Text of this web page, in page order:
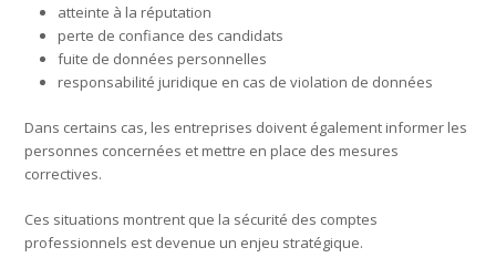
atteinte à la réputation
perte de confiance des candidats
fuite de données personnelles
responsabilité juridique en cas de violation de données
Dans certains cas, les entreprises doivent également informer les
personnes concernées et mettre en place des mesures
correctives.
Ces situations montrent que la sécurité des comptes
professionnels est devenue un enjeu stratégique.